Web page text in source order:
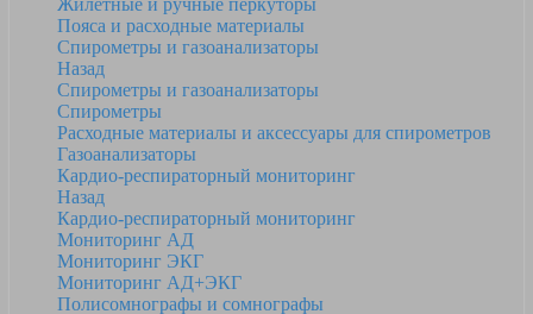
Жилетные и ручные перкуторы
Пояса и расходные материалы
Спирометры и газоанализаторы
Назад
Спирометры и газоанализаторы
Спирометры
Расходные материалы и аксессуары для спирометров
Газоанализаторы
Кардио-респираторный мониторинг
Назад
Кардио-респираторный мониторинг
Мониторинг АД
Мониторинг ЭКГ
Мониторинг АД+ЭКГ
Полисомнографы и сомнографы